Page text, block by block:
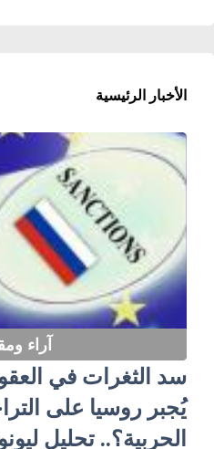
الأخبار الرئيسية
آراء
سد الثغرات في
يُجبر روسيا على
الحربية؟.. تحليل